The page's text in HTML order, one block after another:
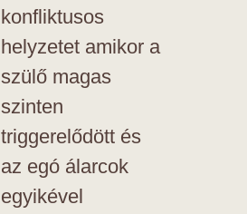
konfliktusos
helyzetet amikor a
szülő magas
szinten
triggerelődött és
az egó álarcok
egyikével